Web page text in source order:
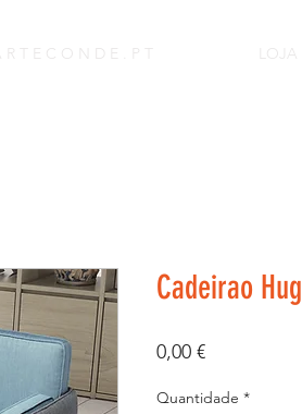
A R T E C O N D E . P T
Cadeirao Hug
0,00 €Preço
Quantidade *